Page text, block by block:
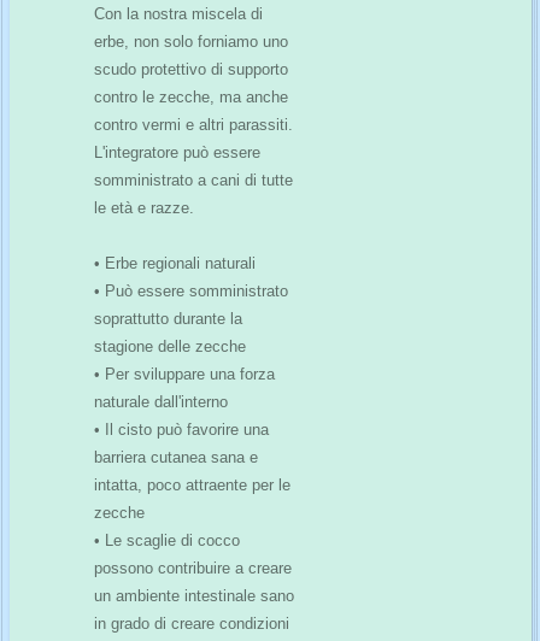
Con la nostra miscela di
erbe, non solo forniamo uno
scudo protettivo di supporto
contro le zecche, ma anche
contro vermi e altri parassiti.
L'integratore può essere
somministrato a cani di tutte
le età e razze.
• Erbe regionali naturali
• Può essere somministrato
soprattutto durante la
stagione delle zecche
• Per sviluppare una forza
naturale dall'interno
• Il cisto può favorire una
barriera cutanea sana e
intatta, poco attraente per le
zecche
• Le scaglie di cocco
possono contribuire a creare
un ambiente intestinale sano
in grado di creare condizioni